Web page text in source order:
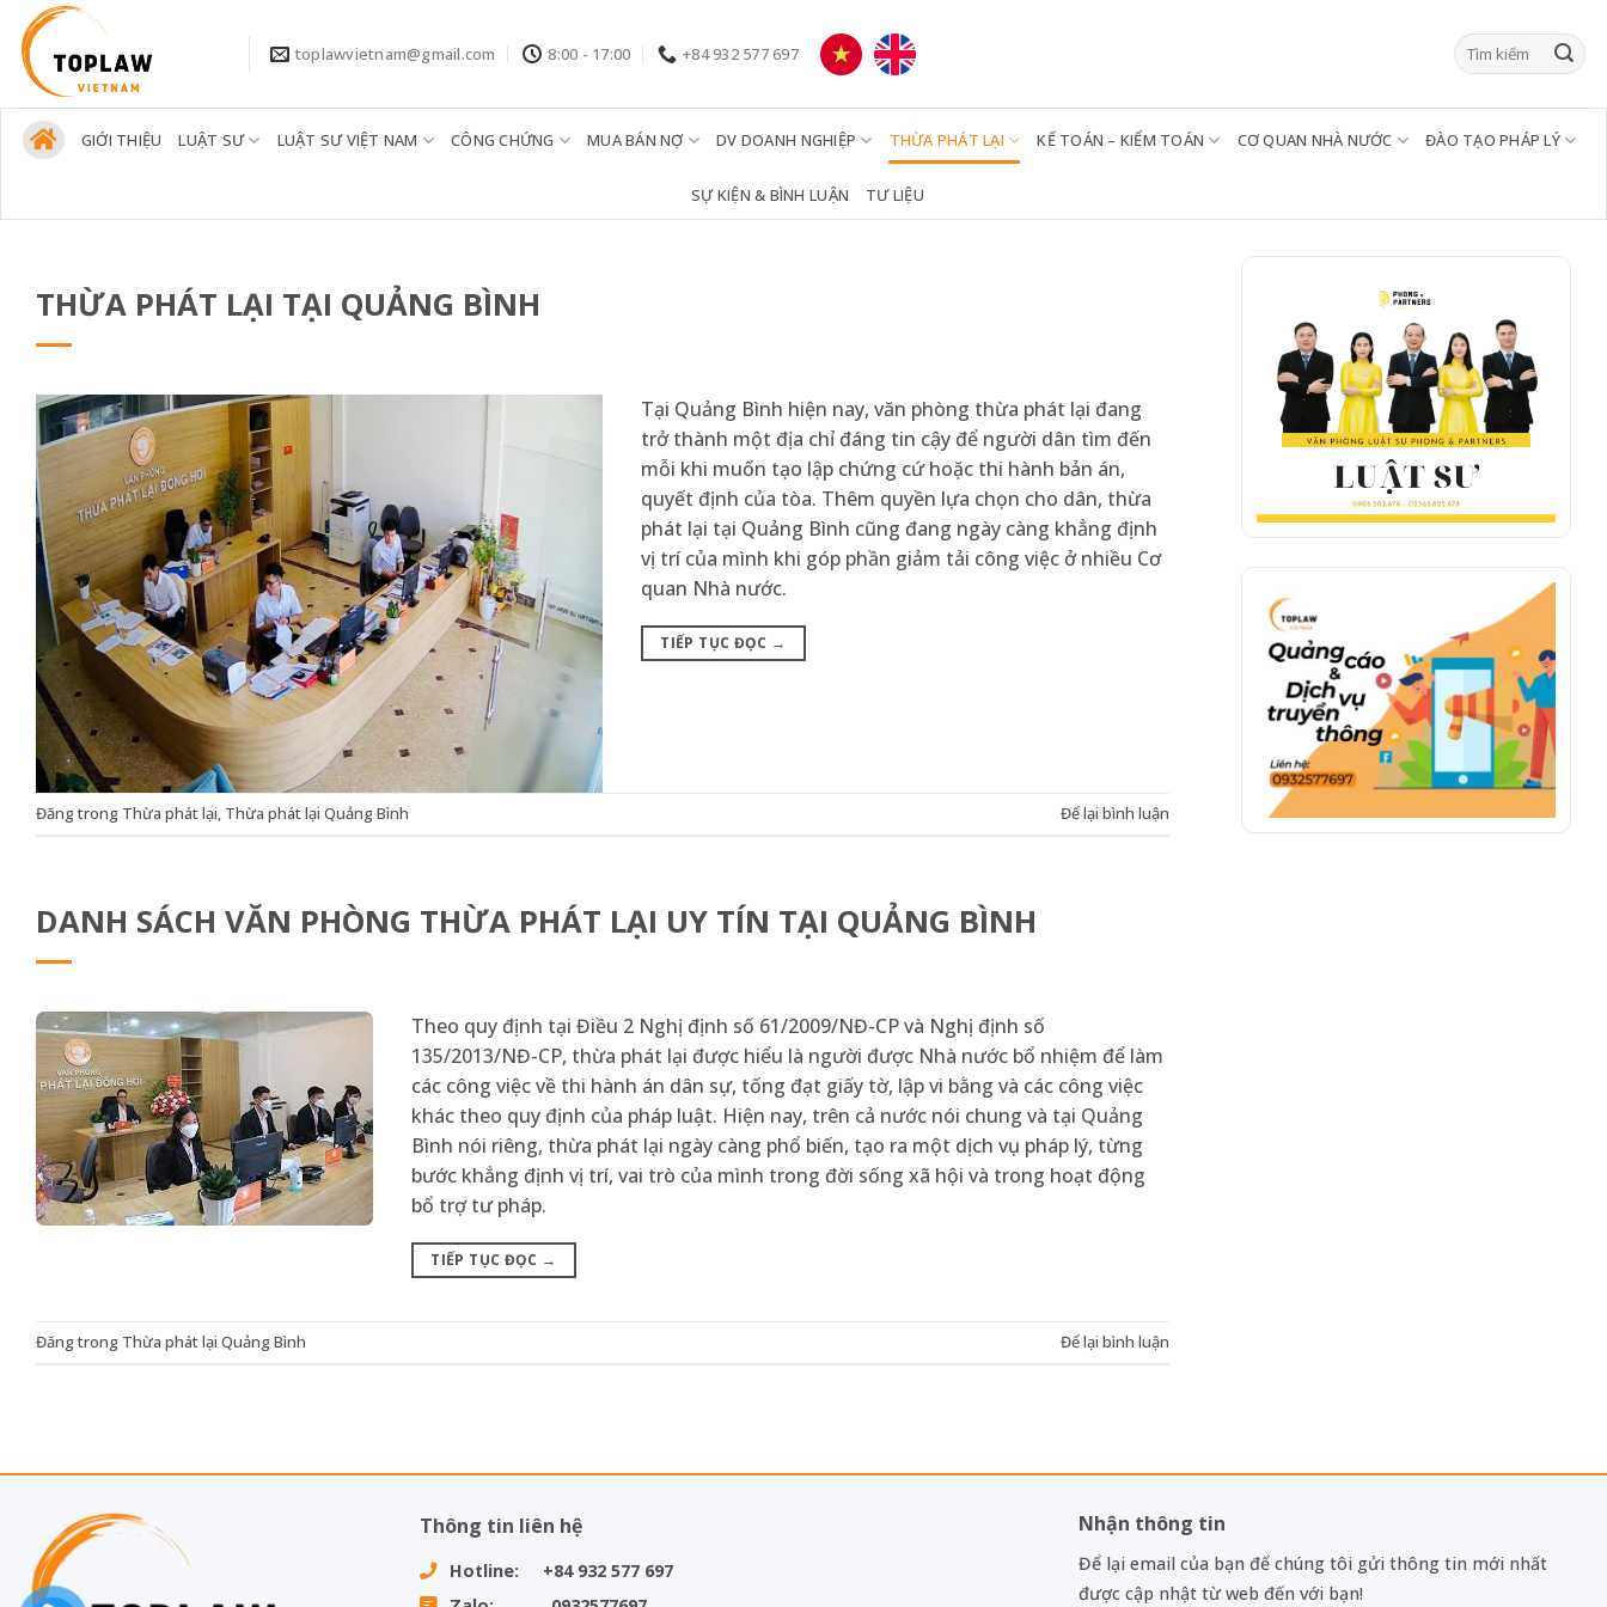
qua
nội
dung
toplawvietnam@gmail.com 8:00 - 17:00 +84 932 577 697
GIỚI THIỆU LUẬT SƯ LUẬT SƯ VIỆT NAM CÔNG CHỨNG MUA BÁN NỢ DV DOANH NGHIỆP THỪA PHÁT LẠI KẾ TOÁN – KIỂM TOÁN CƠ QUAN NHÀ NƯỚC ĐÀO TẠO PHÁP LÝ
SỰ KIỆN & BÌNH LUẬN TƯ LIỆU
THỪA PHÁT LẠI TẠI QUẢNG BÌNH
Tại Quảng Bình hiện nay, văn phòng thừa phát lại đang
trở thành một địa chỉ đáng tin cậy để người dân tìm đến
mỗi khi muốn tạo lập chứng cứ hoặc thi hành bản án,
quyết định của tòa. Thêm quyền lựa chọn cho dân, thừa
phát lại tại Quảng Bình cũng đang ngày càng khẳng định
vị trí của mình khi góp phần giảm tải công việc ở nhiều Cơ
quan Nhà nước.
TIẾP TỤC ĐỌC →
Đăng trong Thừa phát lại, Thừa phát lại Quảng Bình Để lại bình luận
DANH SÁCH VĂN PHÒNG THỪA PHÁT LẠI UY TÍN TẠI QUẢNG BÌNH
Theo quy định tại Điều 2 Nghị định số 61/2009/NĐ-CP và Nghị định số
135/2013/NĐ-CP, thừa phát lại được hiểu là người được Nhà nước bổ nhiệm để làm
các công việc về thi hành án dân sự, tống đạt giấy tờ, lập vi bằng và các công việc
khác theo quy định của pháp luật. Hiện nay, trên cả nước nói chung và tại Quảng
Bình nói riêng, thừa phát lại ngày càng phổ biến, tạo ra một dịch vụ pháp lý, từng
bước khẳng định vị trí, vai trò của mình trong đời sống xã hội và trong hoạt động
bổ trợ tư pháp.
TIẾP TỤC ĐỌC →
Đăng trong Thừa phát lại Quảng Bình Để lại bình luận
Thông tin liên hệ
Hotline: +84 932 577 697
Nhận thông tin
Để lại email của bạn để chúng tôi gửi thông tin mới nhất
được cập nhật từ web đến với bạn!